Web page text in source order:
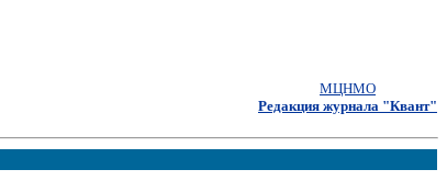
МЦНМО
Редакция журнала "Квант"